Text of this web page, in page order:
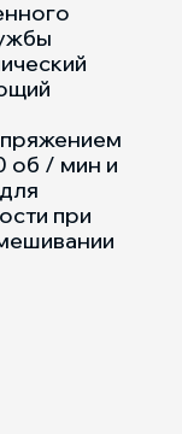
об / мин и
при